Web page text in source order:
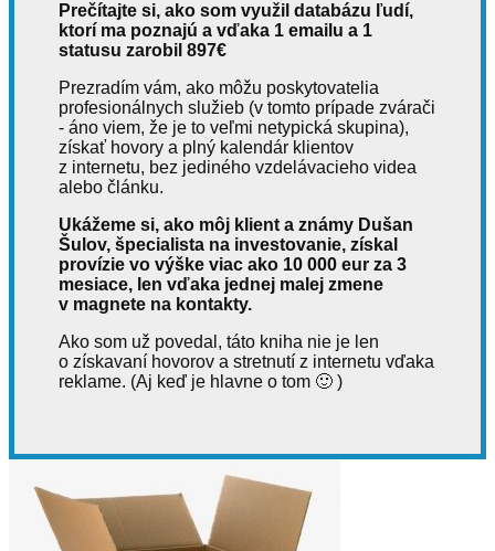
Prečítajte si, ako som využil databázu ľudí,
ktorí ma poznajú a vďaka 1 emailu a 1
statusu zarobil 897€
Prezradím vám, ako môžu poskytovatelia
profesionálnych služieb (v tomto prípade zvárači
- áno viem, že je to veľmi netypická skupina),
získať hovory a plný kalendár klientov
z internetu, bez jediného vzdelávacieho videa
alebo článku.
Ukážeme si, ako môj klient a známy Dušan
Šulov, špecialista na investovanie, získal
provízie vo výške viac ako 10 000 eur za 3
mesiace, len vďaka jednej malej zmene
v magnete na kontakty.
Ako som už povedal, táto kniha nie je len
o získavaní hovorov a stretnutí z internetu vďaka
reklame. (Aj keď je hlavne o tom 🙂 )